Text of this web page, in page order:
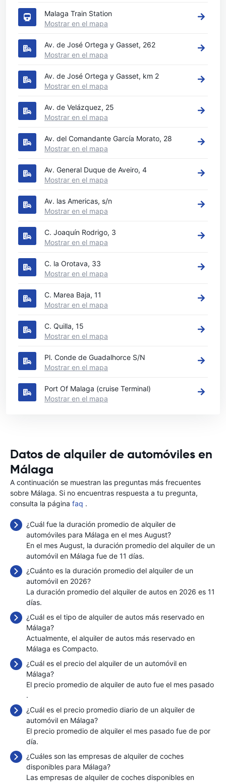
Malaga Train Station
Mostrar en el mapa
Av. de José Ortega y Gasset, 262
Mostrar en el mapa
Av. de José Ortega y Gasset, km 2
Mostrar en el mapa
Av. de Velázquez, 25
Mostrar en el mapa
Av. del Comandante García Morato, 28
Mostrar en el mapa
Av. General Duque de Aveiro, 4
Mostrar en el mapa
Av. las Americas, s/n
Mostrar en el mapa
C. Joaquín Rodrigo, 3
Mostrar en el mapa
C. la Orotava, 33
Mostrar en el mapa
C. Marea Baja, 11
Mostrar en el mapa
C. Quilla, 15
Mostrar en el mapa
Pl. Conde de Guadalhorce S/N
Mostrar en el mapa
Port Of Malaga (cruise Terminal)
Mostrar en el mapa
Datos de alquiler de automóviles en
Málaga
A continuación se muestran las preguntas más frecuentes
sobre Málaga. Si no encuentras respuesta a tu pregunta,
consulta la página faq .
¿Cuál fue la duración promedio de alquiler de
automóviles para Málaga en el mes August?
En el mes August, la duración promedio del alquiler de un
automóvil en Málaga fue de 11 días.
¿Cuánto es la duración promedio del alquiler de un
automóvil en 2026?
La duración promedio del alquiler de autos en 2026 es 11
días.
¿Cuál es el tipo de alquiler de autos más reservado en
Málaga?
Actualmente, el alquiler de autos más reservado en
Málaga es Compacto.
¿Cuál es el precio del alquiler de un automóvil en
Málaga?
El precio promedio de alquiler de auto fue el mes pasado
.
¿Cuál es el precio promedio diario de un alquiler de
automóvil en Málaga?
El precio promedio de alquiler el mes pasado fue de por
día.
¿Cuáles son las empresas de alquiler de coches
disponibles para Málaga?
Las empresas de alquiler de coches disponibles en